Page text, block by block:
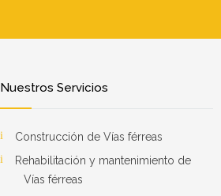
Nuestros Servicios
Construcción de Vías férreas
Rehabilitación y mantenimiento de
Vías férreas